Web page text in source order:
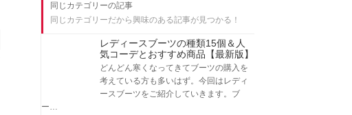
同じカテゴリーの記事
同じカテゴリーだから興味のある記事が見つかる！
レディースブーツの種類15個＆人
気コーデとおすすめ商品【最新版】
どんどん寒くなってきてブーツの購入を
考えている方も多いはず。今回はレディ
ースブーツをご紹介していきます。ブ
ー…